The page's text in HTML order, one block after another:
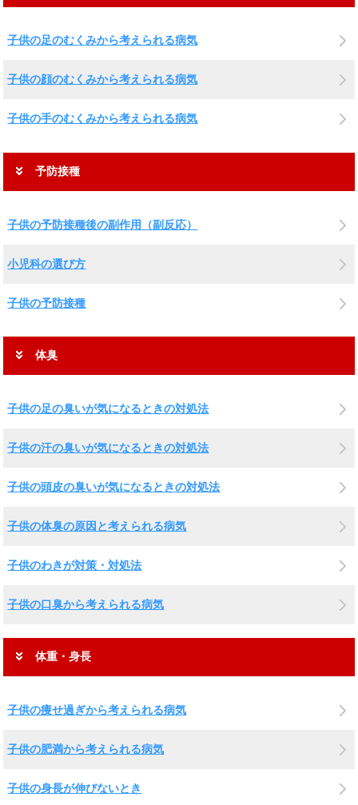
子供の足のむくみから考えられる病気
子供の顔のむくみから考えられる病気
子供の手のむくみから考えられる病気
予防接種
子供の予防接種後の副作用（副反応）
小児科の選び方
子供の予防接種
体臭
子供の足の臭いが気になるときの対処法
子供の汗の臭いが気になるときの対処法
子供の頭皮の臭いが気になるときの対処法
子供の体臭の原因と考えられる病気
子供のわきが対策・対処法
子供の口臭から考えられる病気
体重・身長
子供の痩せ過ぎから考えられる病気
子供の肥満から考えられる病気
子供の身長が伸びないとき